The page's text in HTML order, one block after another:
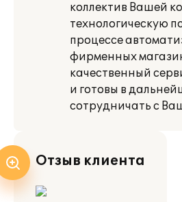
коллектив Вашей
технологическую
процессе
фирменных
качественный
и готовы в
сотрудничать с
Отзыв клиента